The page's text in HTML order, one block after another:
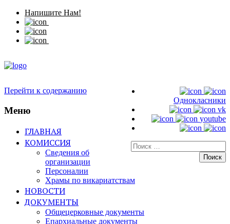
Напишите Нам!
Однокласники
vk
youtube
Искать:
Перейти к содержанию
Меню
ГЛАВНАЯ
КОМИССИЯ
Сведения об
организации
Персоналии
Храмы по викариатствам
НОВОСТИ
ДОКУМЕНТЫ
Общецерковные документы
Епархиальные документы